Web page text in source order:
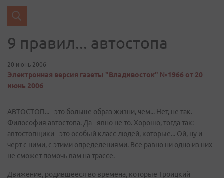
9 правил... автостопа
20 июнь 2006
Электронная версия газеты "Владивосток" №1966 от 20
июнь 2006
АВТОСТОП... - это больше образ жизни, чем... Нет, не так.
Философия автостопа. Да - явно не то. Хорошо, тогда так:
автостопщики - это особый класс людей, которые... Ой, ну и
черт с ними, с этими определениями. Все равно ни одно из них
не сможет помочь вам на трассе.
Движение, родившееся во времена, которые Троицкий